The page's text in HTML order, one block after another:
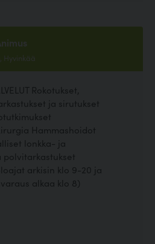
Hyvinkää
Rokotukset,
ja sirutukset
Hammashoidot
lonkka- ja
polvitarkastukset
arkisin klo 9-20 ja
alkaa klo 8)